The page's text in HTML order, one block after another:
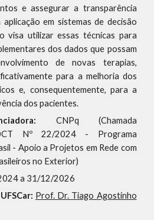
e assegurar a transparência
em sistemas de decisão
visa utilizar essas técnicas para
dos dados que possam
de novas terapias,
para a melhoria dos
e, consequentemente, para a
dos pacientes.
CNPq (Chamada
Nº 22/2024 - Programa
- Apoio a Projetos em Rede com
no Exterior)
a 31/12/2026
Prof. Dr. Tiago Agostinho